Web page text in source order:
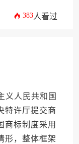
383人看过
人民共和国
特许厅提交商
商标制度采用
形，整体框架